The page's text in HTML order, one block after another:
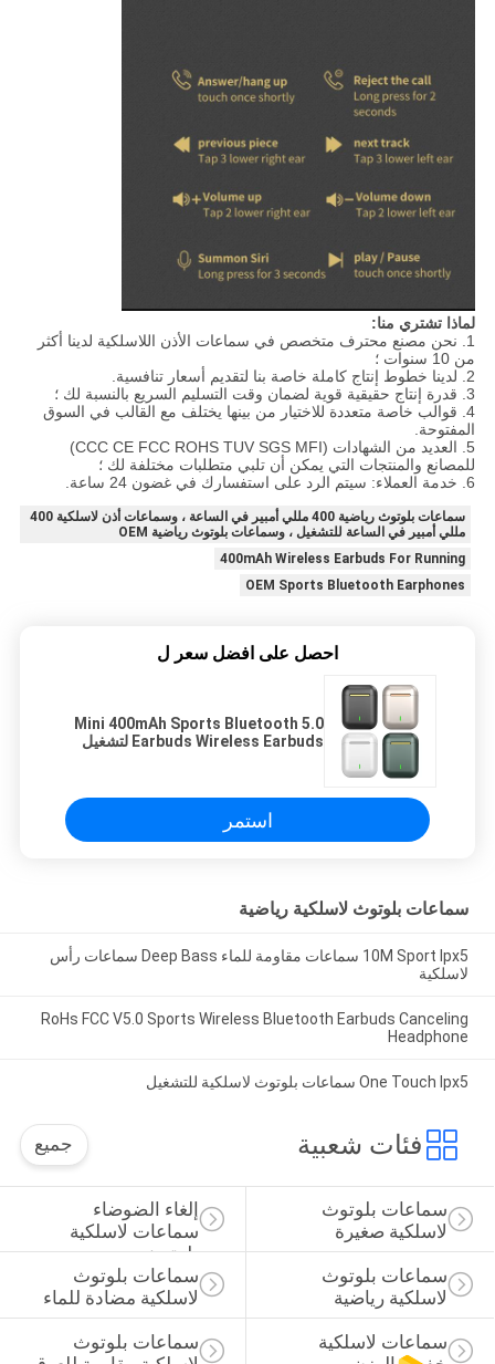
لماذا تشتري منا:
1. نحن مصنع محترف متخصص في سماعات الأذن اللاسلكية لدينا أكثر
من 10 سنوات ؛
2. لدينا خطوط إنتاج كاملة خاصة بنا لتقديم أسعار تنافسية.
3. قدرة إنتاج حقيقية قوية لضمان وقت التسليم السريع بالنسبة لك ؛
4. قوالب خاصة متعددة للاختيار من بينها يختلف مع القالب في السوق
المفتوحة.
5. العديد من الشهادات (CCC CE FCC ROHS TUV SGS MFI)
للمصانع والمنتجات التي يمكن أن تلبي متطلبات مختلفة لك ؛
6. خدمة العملاء: سيتم الرد على استفسارك في غضون 24 ساعة.
سماعات بلوتوث رياضية 400 مللي أمبير في الساعة ، وسماعات أذن لاسلكية 400
مللي أمبير في الساعة للتشغيل ، وسماعات بلوتوث رياضية OEM
400mAh Wireless Earbuds For Running
OEM Sports Bluetooth Earphones
احصل على افضل سعر ل
5.0 Mini 400mAh Sports Bluetooth
Earbuds Wireless Earbuds لتشغيل
استمر
سماعات بلوتوث لاسلكية رياضية
10M Sport Ipx5 سماعات مقاومة للماء Deep Bass سماعات رأس
لاسلكية
RoHs FCC V5.0 Sports Wireless Bluetooth Earbuds Canceling
Headphone
One Touch Ipx5 سماعات بلوتوث لاسلكية للتشغيل
فئات شعبية جميع
إلغاء الضوضاء
سماعات لاسلكية
بلوتوث
سماعات بلوتوث
لاسلكية صغيرة
سماعات بلوتوث
لاسلكية مضادة للماء
سماعات بلوتوث
لاسلكية رياضية
سماعات بلوتوث
سماعات لاسلكية